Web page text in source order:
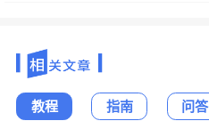
教程 指南 问答